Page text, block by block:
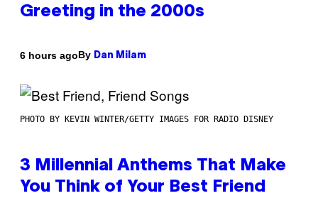
Greeting in the 2000s
6 hours agoBy Dan Milam
PHOTO BY KEVIN WINTER/GETTY IMAGES FOR RADIO DISNEY
3 Millennial Anthems That Make
You Think of Your Best Friend